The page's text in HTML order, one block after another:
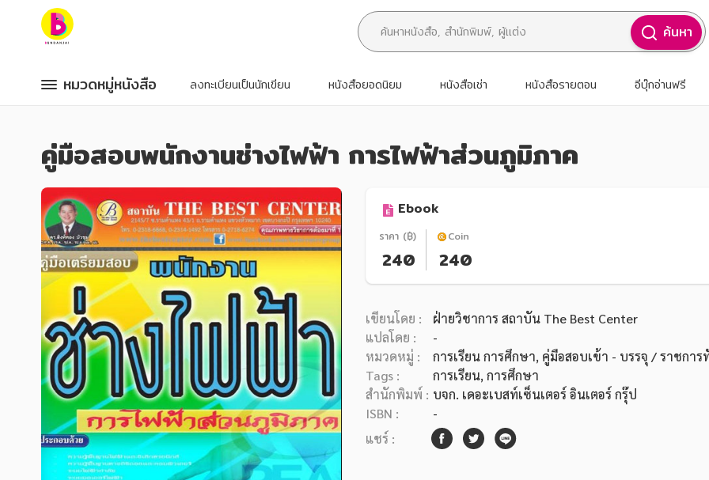
หมวดหมู่หนังสือ
หมวดหมู่ยอดนิยม
หนังสือออกใหม่
หนังสือยอดนิยม
หนังสือเช่า
อีบุ๊กอ่านฟรี
หนังสือเสียง
โปรโมชั่นลดราคา
หมวดหมู่หนังสือ
อาหาร สุขภาพ การแพทย์
ศิลปะ บันเทิง กีฬา ท่องเที่ยว
สังคม วัฒนธรรม การปกครอง ศาสนาและปรัชญา
ศาสนา และปรัชญา
กฎหมาย สัญญา ภาษี
การเงิน การลงทุน บริหาร
ค้นหา
หมวดหมู่หนังสือ
หมวดหมู่หนังสือ
หมวดหมู่ยอดนิยม
หนังสือออกใหม่
หนังสือยอดนิยม
หนังสือเช่า
อีบุ๊กอ่านฟรี
หนังสือเสียง
โปรโมชั่นลดราคา
หมวดหมู่หนังสือ
อาหาร สุขภาพ การแพทย์
ศิลปะ บันเทิง กีฬา ท่องเที่ยว
สังคม วัฒนธรรม การปกครอง ศาสนาและปรัชญา
ศาสนา และปรัชญา
กฎหมาย สัญญา ภาษี
การเงิน การลงทุน บริหาร
ลงทะเบียนเป็นนักเขียน หนังสือยอดนิยม หนังสือเช่า หนังสือรายตอน อีบุ๊กอ่านฟรี
คู่มือสอบพนักงานช่างไฟฟ้า การไฟฟ้าส่วนภูมิภาค
Ebook
ราคา (฿)
240
Coin
240
เขียนโดย :
ฝ่ายวิชาการ สถาบัน The Best Center
แปลโดย :
-
หมวดหมู่ :
การเรียน การศึกษา, คู่มือสอบเข้า - บรรจุ / ราชการ
Tags :
การเรียน, การศึกษา
สำนักพิมพ์ : บจก. เดอะเบสท์เซ็นเตอร์ อินเตอร์ กรุ๊ป
ISBN :
-
แชร์ :